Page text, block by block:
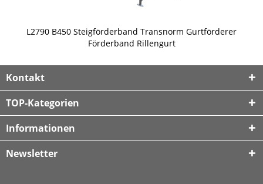
L2790 B450 Steigförderband Transnorm Gurtförderer
Förderband Rillengurt
Kontakt
TOP-Kategorien
Informationen
Newsletter